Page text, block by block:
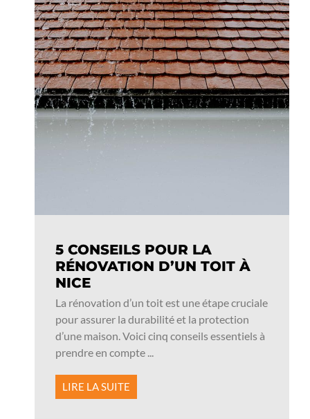
5 CONSEILS POUR LA
RÉNOVATION D’UN TOIT À
NICE
La rénovation d’un toit est une étape cruciale
pour assurer la durabilité et la protection
d’une maison. Voici cinq conseils essentiels à
prendre en compte ...
LIRE LA SUITE